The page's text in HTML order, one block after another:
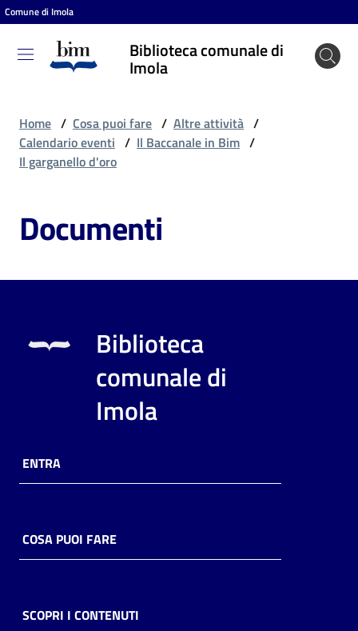
Vai al contenuto
Vai alla navigazione
Vai al footer
Comune di Imola
Biblioteca comunale di
Imola
Biblioteca
comunale
Cosa
fare
Scopri
online
Piani
Home / Cosa puoi fare / Altre attività /
Calendario eventi / Il Baccanale in Bim /
Il garganello d'oro
Documenti
Biblioteca
comunale di
Imola
ENTRA
COSA PUOI FARE
SCOPRI I CONTENUTI